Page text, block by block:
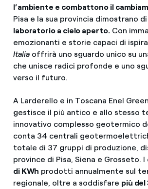
l’ambiente e combattono il
Pisa e la sua provincia dimostrano
laboratorio a cielo aperto.Con
emozionanti e storie capaci di
Italiaoffrirà uno sguardo unico su
che unisce radici profonde e uno
verso il futuro.
A Larderello e in Toscana Enel
gestisce il più antico e allo stesso
innovativo complesso geotermico
conta 34 centrali
totale di 37 gruppi di produzione,
province di Pisa, Siena e Grosseto. I
di KWh prodotti annualmente sul
regionale, oltre a soddisfare più del